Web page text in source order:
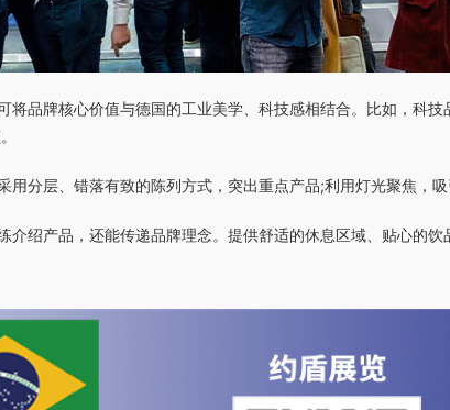
品牌核心价值与德国的工业美学、科技感相结合。比如，科
分层、错落有致的陈列方式，突出重点产品;利用灯光聚焦
绍产品，还能传递品牌理念。提供舒适的休息区域、贴心的